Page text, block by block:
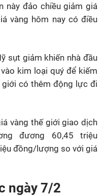
này đảo chiều giảm giá
vàng hôm nay có điều
sụt giảm khiến nhà đầu
kim loại quý để kiếm
giới có thêm động lực đi
vàng thế giới giao dịch
đương 60,45 triệu
đồng/lượng so với giá
ngày 7/2